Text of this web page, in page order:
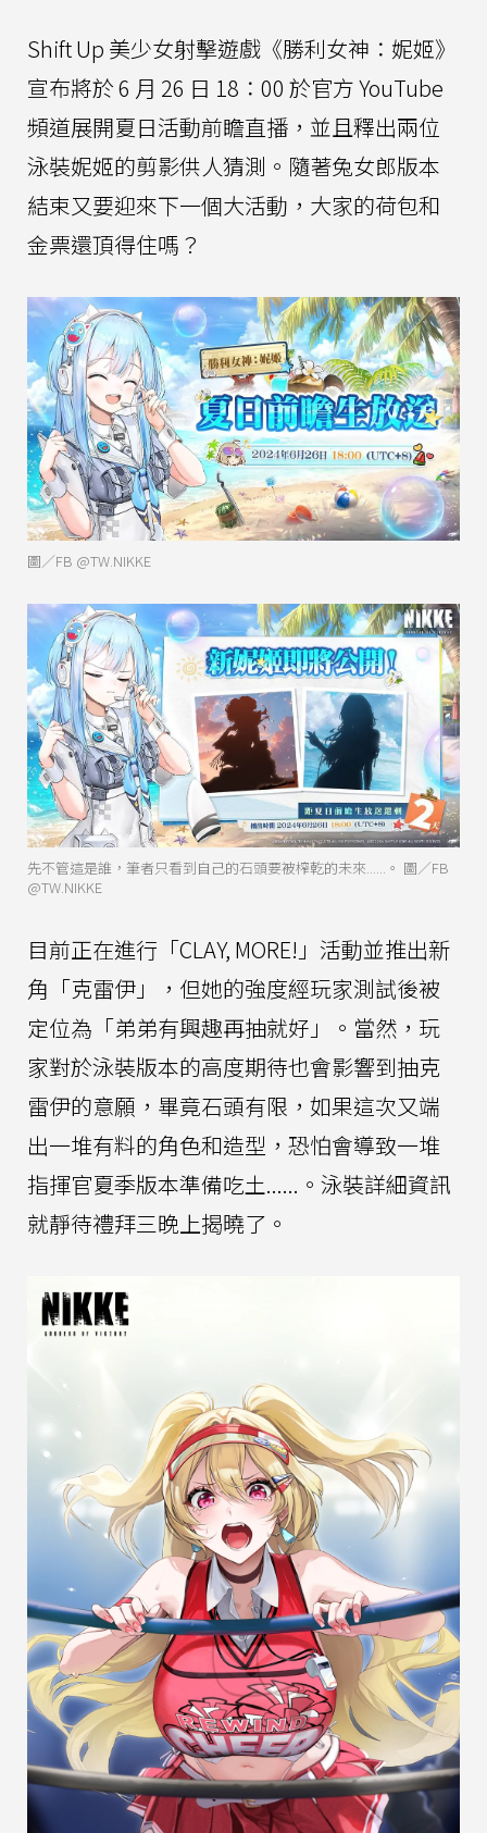
Shift Up 美少女射擊遊戲《勝利女神：妮姬》
宣布將於 6 月 26 日 18：00 於官方 YouTube
頻道展開夏日活動前瞻直播，並且釋出兩位
泳裝妮姬的剪影供人猜測。隨著兔女郎版本
結束又要迎來下一個大活動，大家的荷包和
金票還頂得住嗎？
圖／FB @TW.NIKKE
先不管這是誰，筆者只看到自己的石頭要被榨乾的未來......。 圖／FB
@TW.NIKKE
目前正在進行「CLAY, MORE!」活動並推出新
角「克雷伊」，但她的強度經玩家測試後被
定位為「弟弟有興趣再抽就好」。當然，玩
家對於泳裝版本的高度期待也會影響到抽克
雷伊的意願，畢竟石頭有限，如果這次又端
出一堆有料的角色和造型，恐怕會導致一堆
指揮官夏季版本準備吃土......。泳裝詳細資訊
就靜待禮拜三晚上揭曉了。